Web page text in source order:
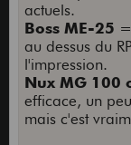
actuels.
Boss ME-25
au dessus du
l'impression.
Nux MG 100
efficace, un
mais c'est